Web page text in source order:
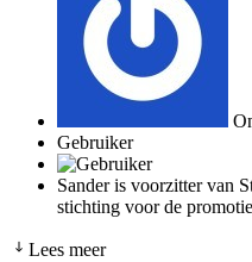
Gebruiker
Sander is voorzitter van
stichting voor de
Lees meer